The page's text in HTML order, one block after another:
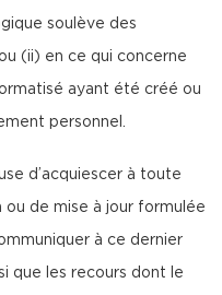
soulève des
(ii) en ce qui concerne
ayant été créé ou
personnel.
d’acquiescer à toute
ou de mise à jour formulée
à ce dernier
que les recours dont le